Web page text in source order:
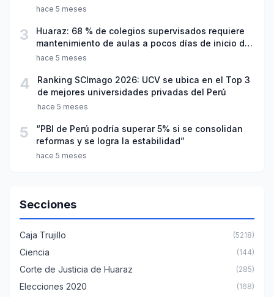
hace 5 meses
3
Huaraz: 68 % de colegios supervisados requiere
mantenimiento de aulas a pocos días de inicio del
año escolar 2026
hace 5 meses
4
Ranking SCImago 2026: UCV se ubica en el Top 3
de mejores universidades privadas del Perú
hace 5 meses
5
“PBI de Perú podría superar 5% si se consolidan
reformas y se logra la estabilidad”
hace 5 meses
Secciones
Caja Trujillo (5218)
Ciencia (144)
Corte de Justicia de Huaraz (285)
Elecciones 2020 (168)